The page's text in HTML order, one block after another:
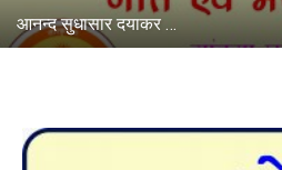
आनन्द सुधासार दयाकर …